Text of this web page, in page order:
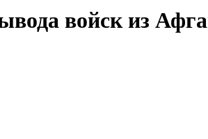
войск из